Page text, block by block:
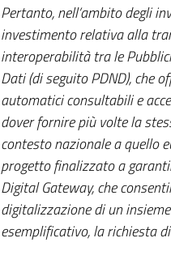
Pertanto, nell’ambito degli
investimento relativa alla
interoperabilità tra le
Dati (di seguito PDND), che
automatici consultabili e
dover fornire più volte la
contesto nazionale a quello
progetto finalizzato a
Digital Gateway, che
digitalizzazione di un
esemplificativo, la richiesta